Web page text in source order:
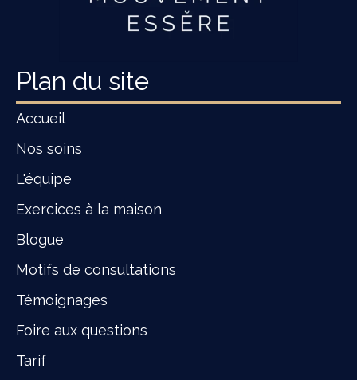
Plan du site
Accueil
Nos soins
L'équipe
Exercices à la maison
Blogue
Motifs de consultations
Témoignages
Foire aux questions
Tarif